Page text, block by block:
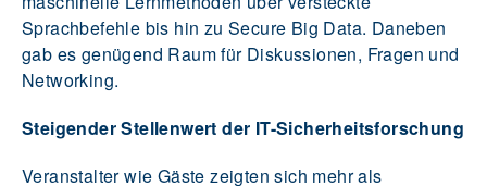
Sprachbefehle bis hin zu Secure Big Data. Daneben
gab es genügend Raum für Diskussionen, Fragen und
Networking.
Steigender Stellenwert der IT-Sicherheitsforschung
Veranstalter wie Gäste zeigten sich mehr als